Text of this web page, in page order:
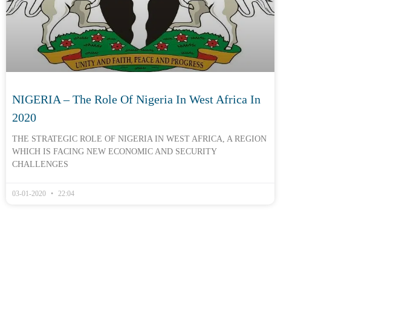
NIGERIA – The Role Of Nigeria In West Africa In
2020
THE STRATEGIC ROLE OF NIGERIA IN WEST AFRICA, A REGION
WHICH IS FACING NEW ECONOMIC AND SECURITY
CHALLENGES
03-01-2020 22:04